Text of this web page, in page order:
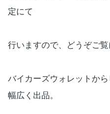
定にて
行いますので、どうぞご覧
バイカーズウォレットか
幅広く出品。